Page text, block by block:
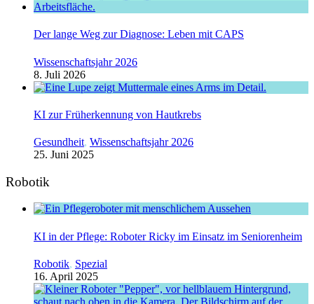
Der lange Weg zur Diagnose: Leben mit CAPS
Wissenschaftsjahr 2026
8. Juli 2026
KI zur Früherkennung von Hautkrebs
Gesundheit, Wissenschaftsjahr 2026
25. Juni 2025
Robotik
KI in der Pflege: Roboter Ricky im Einsatz im Seniorenheim
Robotik, Spezial
16. April 2025